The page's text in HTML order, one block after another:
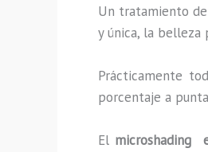
Un tratamiento
y única, la belleza
Prácticamente
porcentaje a
El microshading